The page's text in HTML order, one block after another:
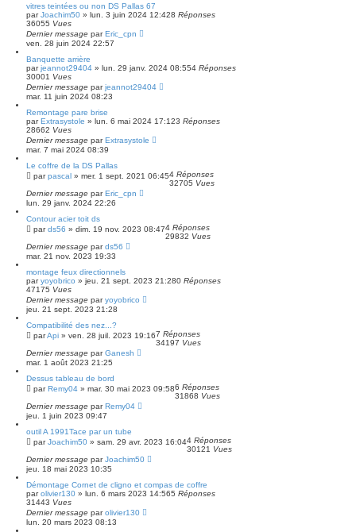
vitres teintées ou non DS Pallas 67
parJoachim50 » lun. 3 juin 2024 12:428 Réponses
36055 Vues
Dernier message parEric_cpn
ven. 28 juin 2024 22:57
Banquette arrière
parjeannot29404 » lun. 29 janv. 2024 08:554 Réponses
30001 Vues
Dernier message parjeannot29404
mar. 11 juin 2024 08:23
Remontage pare brise
parExtrasystole » lun. 6 mai 2024 17:123 Réponses
28662 Vues
Dernier message parExtrasystole
mar. 7 mai 2024 08:39
Le coffre de la DS Pallas
parpascal » mer. 1 sept. 2021 06:454 Réponses
32705 Vues
Dernier message parEric_cpn
lun. 29 janv. 2024 22:26
Contour acier toit ds
pards56 » dim. 19 nov. 2023 08:474 Réponses
29832 Vues
Dernier message pards56
mar. 21 nov. 2023 19:33
montage feux directionnels
paryoyobrico » jeu. 21 sept. 2023 21:280 Réponses
47175 Vues
Dernier message paryoyobrico
jeu. 21 sept. 2023 21:28
Compatibilité des nez...?
parApi » ven. 28 juil. 2023 19:167 Réponses
34197 Vues
Dernier message parGanesh
mar. 1 août 2023 21:25
Dessus tableau de bord
parRemy04 » mar. 30 mai 2023 09:586 Réponses
31868 Vues
Dernier message parRemy04
jeu. 1 juin 2023 09:47
outil A 1991Tace par un tube
parJoachim50 » sam. 29 avr. 2023 16:044 Réponses
30121 Vues
Dernier message parJoachim50
jeu. 18 mai 2023 10:35
Démontage Cornet de cligno et compas de coffre
parolivier130 » lun. 6 mars 2023 14:565 Réponses
31443 Vues
Dernier message parolivier130
lun. 20 mars 2023 08:13